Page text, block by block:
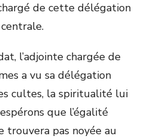
de cette délégation
l’adjointe chargée de
a vu sa délégation
cultes, la spiritualité lui
que l’égalité
trouvera pas noyée au